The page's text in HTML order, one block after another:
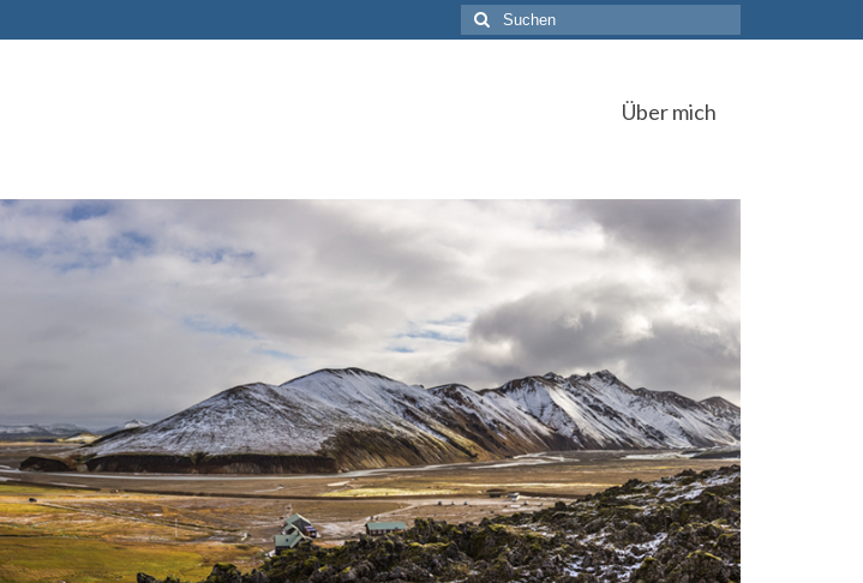
Suchen
nach:
Über mich